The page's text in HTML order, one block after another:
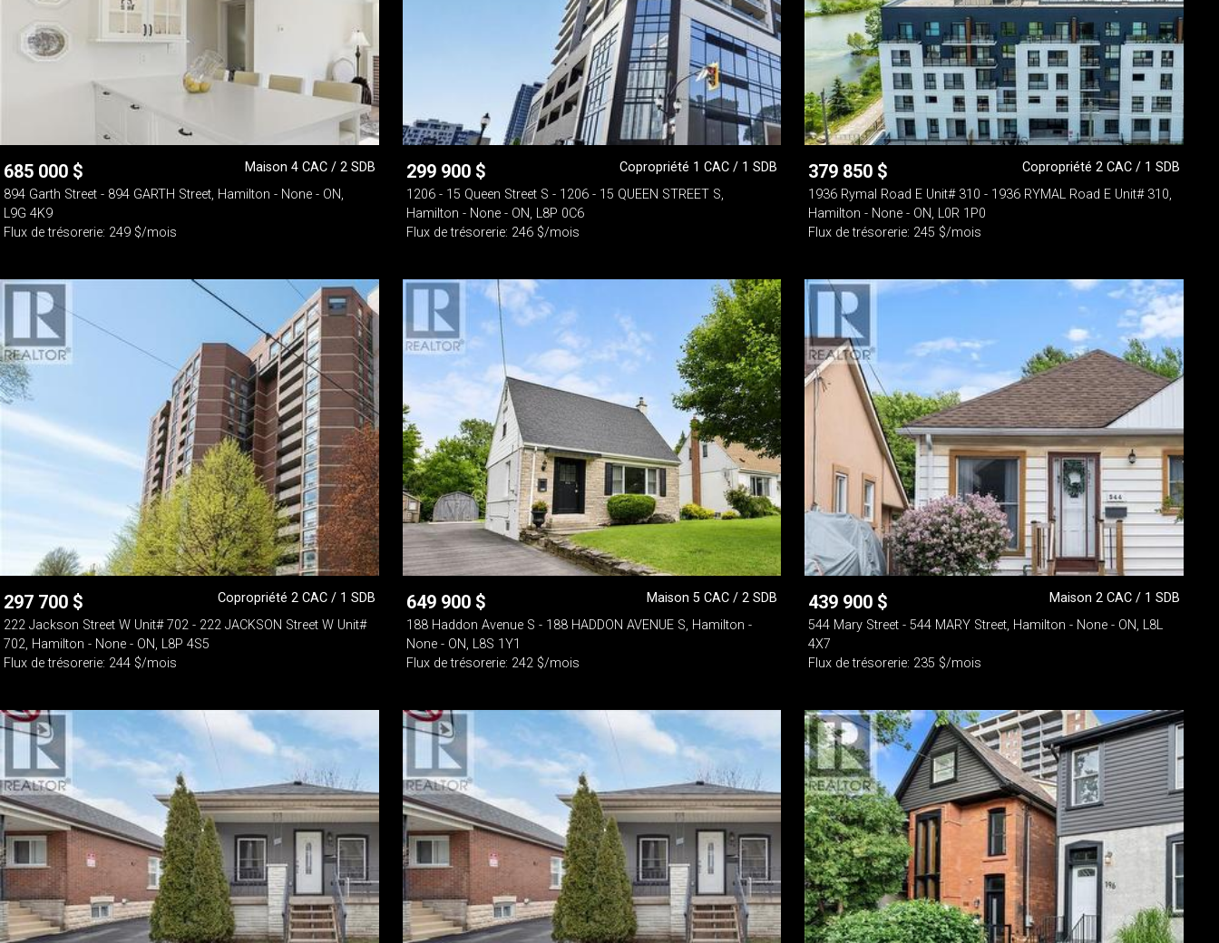
685 000 $
Maison 4 CAC / 2 SDB
894 Garth Street - 894 GARTH Street, Hamilton - None - ON,
L9G 4K9
Flux de trésorerie: 249 $/mois
299 900 $
Copropriété 1 CAC / 1 SDB
1206 - 15 Queen Street S - 1206 - 15 QUEEN STREET S,
Hamilton - None - ON, L8P 0C6
Flux de trésorerie: 246 $/mois
379 850 $
Copropriété 2 CAC / 1 SDB
1936 Rymal Road E Unit# 310 - 1936 RYMAL Road E Unit# 310,
Hamilton - None - ON, L0R 1P0
Flux de trésorerie: 245 $/mois
297 700 $
Copropriété 2 CAC / 1 SDB
222 Jackson Street W Unit# 702 - 222 JACKSON Street W Unit#
702, Hamilton - None - ON, L8P 4S5
Flux de trésorerie: 244 $/mois
649 900 $
Maison 5 CAC / 2 SDB
188 Haddon Avenue S - 188 HADDON AVENUE S, Hamilton -
None - ON, L8S 1Y1
Flux de trésorerie: 242 $/mois
439 900 $
Maison 2 CAC / 1 SDB
544 Mary Street - 544 MARY Street, Hamilton - None - ON, L8L
4X7
Flux de trésorerie: 235 $/mois